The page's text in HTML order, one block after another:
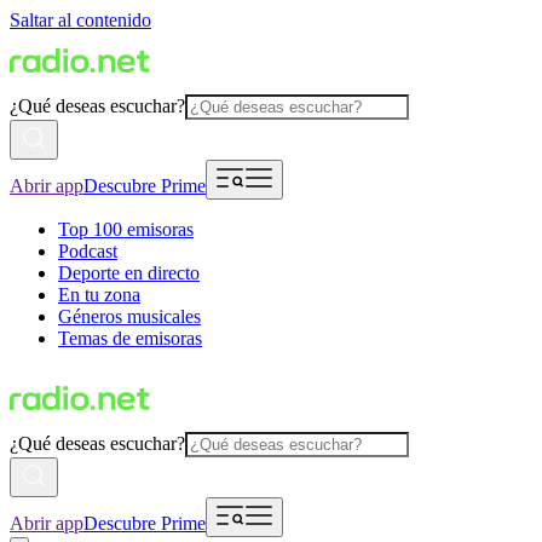
Saltar al contenido
¿Qué deseas escuchar?
Abrir appDescubre Prime
Top 100 emisoras
Podcast
Deporte en directo
En tu zona
Géneros musicales
Temas de emisoras
¿Qué deseas escuchar?
Abrir appDescubre Prime